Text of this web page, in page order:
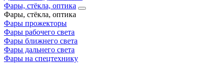
Фары, стёкла, оптика
Фары, стёкла, оптика
Фары прожекторы
Фары рабочего света
Фары ближнего света
Фары дальнего света
Фары на спецтехнику